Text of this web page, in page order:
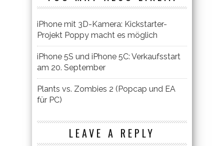
iPhone mit 3D-Kamera: Kickstarter-
Projekt Poppy macht es möglich
iPhone 5S und iPhone 5C: Verkaufsstart
am 20. September
Plants vs. Zombies 2 (Popcap und EA
für PC)
LEAVE A REPLY